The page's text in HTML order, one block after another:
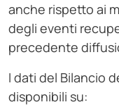
anche rispetto ai
degli eventi
precedente
I dati del Bilancio
disponibili su: